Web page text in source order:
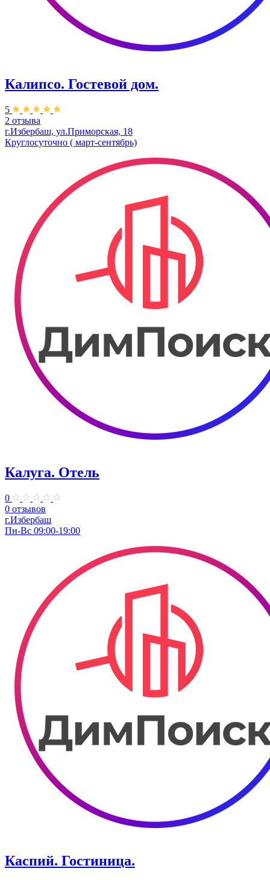
Калипсо. Гостевой дом.
5
2 отзыва
г.Избербаш, ул.Приморская, 18
Круглосуточно ( март-сентябрь)
Калуга. Отель
0
0 отзывов
г.Избербаш
Пн-Вс 09:00-19:00
Каспий. Гостиница.